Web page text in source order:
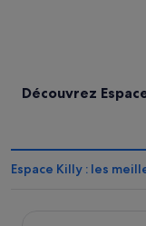
Découvrez
Espace Killy : les